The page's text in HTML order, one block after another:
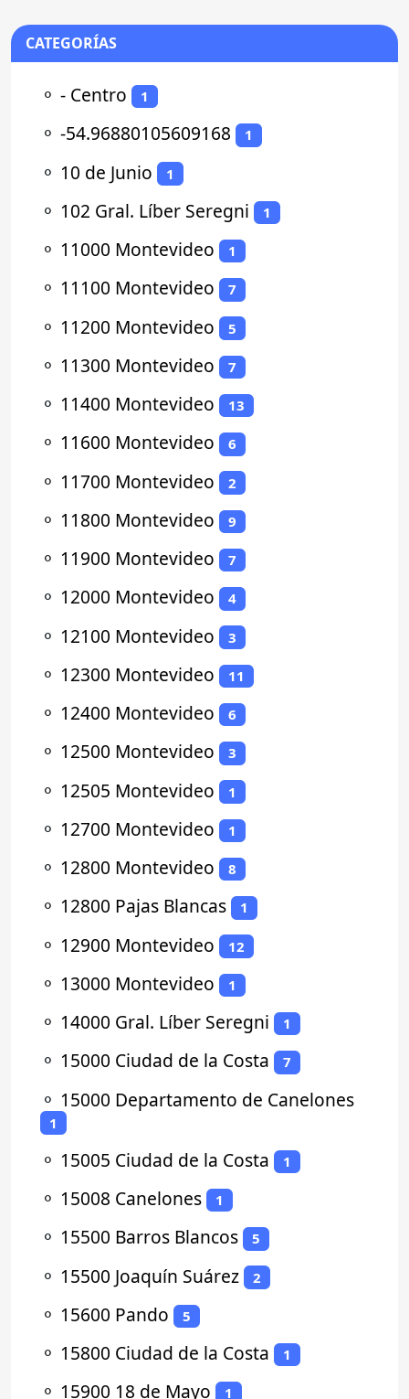
CATEGORÍAS
⚬ - Centro 1
⚬ -54.96880105609168 1
⚬ 10 de Junio 1
⚬ 102 Gral. Líber Seregni 1
⚬ 11000 Montevideo 1
⚬ 11100 Montevideo 7
⚬ 11200 Montevideo 5
⚬ 11300 Montevideo 7
⚬ 11400 Montevideo 13
⚬ 11600 Montevideo 6
⚬ 11700 Montevideo 2
⚬ 11800 Montevideo 9
⚬ 11900 Montevideo 7
⚬ 12000 Montevideo 4
⚬ 12100 Montevideo 3
⚬ 12300 Montevideo 11
⚬ 12400 Montevideo 6
⚬ 12500 Montevideo 3
⚬ 12505 Montevideo 1
⚬ 12700 Montevideo 1
⚬ 12800 Montevideo 8
⚬ 12800 Pajas Blancas 1
⚬ 12900 Montevideo 12
⚬ 13000 Montevideo 1
⚬ 14000 Gral. Líber Seregni 1
⚬ 15000 Ciudad de la Costa 7
⚬ 15000 Departamento de Canelones
1
⚬ 15005 Ciudad de la Costa 1
⚬ 15008 Canelones 1
⚬ 15500 Barros Blancos 5
⚬ 15500 Joaquín Suárez 2
⚬ 15600 Pando 5
⚬ 15800 Ciudad de la Costa 1
⚬ 15900 18 de Mayo 1